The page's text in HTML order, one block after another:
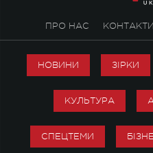
ПРО НАС КОНТАКТИ
НОВИНИ ЗІРКИ
КУЛЬТУРА
СПЕЦТЕМИ